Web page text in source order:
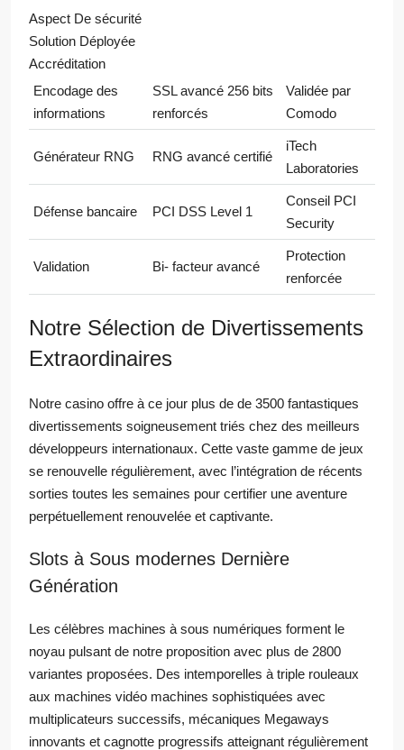
Aspect De sécurité
Solution Déployée
Accréditation
Encodage des
informations
SSL avancé 256 bits
renforcés
Validée par
Comodo
Générateur RNG RNG avancé certifié
iTech
Laboratories
Défense bancaire PCI DSS Level 1
Conseil PCI
Security
Validation Bi- facteur avancé
Protection
renforcée
Notre Sélection de Divertissements
Extraordinaires
Notre casino offre à ce jour plus de de 3500 fantastiques
divertissements soigneusement triés chez des meilleurs
développeurs internationaux. Cette vaste gamme de jeux
se renouvelle régulièrement, avec l’intégration de récents
sorties toutes les semaines pour certifier une aventure
perpétuellement renouvelée et captivante.
Slots à Sous modernes Dernière
Génération
Les célèbres machines à sous numériques forment le
noyau pulsant de notre proposition avec plus de 2800
variantes proposées. Des intemporelles à triple rouleaux
aux machines vidéo machines sophistiquées avec
multiplicateurs successifs, mécaniques Megaways
innovants et cagnotte progressifs atteignant régulièrement